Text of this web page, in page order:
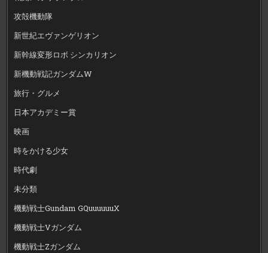
攻殻機動隊
新世紀エヴァンゲリオン
新幹線変形ロボ シンカリオン
新機動戦記ガンダムW
旅行・グルメ
日本アカデミー賞
映画
時をかける少女
時代劇
未分類
機動戦士Gundam GQuuuuuuX
機動戦士Vガンダム
機動戦士Zガンダム